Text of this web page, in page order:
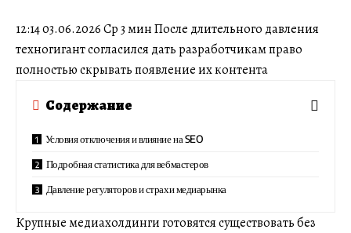
12:14 03.06.2026 Ср 3 мин После длительного давления
техногигант согласился дать разработчикам право
полностью скрывать появление их контента
Содержание
Условия отключения и влияние на SEO
Подробная статистика для вебмастеров
Давление регуляторов и страхи медиарынка
Крупные медиахолдинги готовятся существовать без